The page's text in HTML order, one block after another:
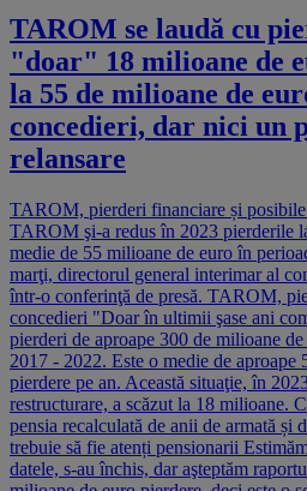
TAROM se laudă cu
"doar" 18 milioane de
la 55 de milioane de
concedieri, dar nici un
relansare
TAROM, pierderi financiare și
TAROM şi-a redus în 2023 pierderile
medie de 55 milioane de euro în
marţi, directorul general interimar al
într-o conferinţă de presă. TAROM,
concedieri "Doar în ultimii şase ani
pierderi de aproape 300 de milioane
2017 - 2022. Este o medie de aproape
pierdere pe an. Această situaţie, în
restructurare, a scăzut la 18 milioane.
pensia recalculată de anii de armată și
trebuie să fie atenți pensionarii
datele, s-au închis, dar aşteptăm